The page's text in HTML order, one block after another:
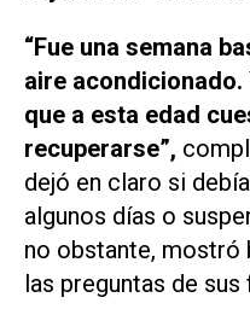
“Fue una semana
aire acondicionado.
que a esta edad
recuperarse”,
dejó en claro si
algunos días o
no obstante, mostró
las preguntas de sus